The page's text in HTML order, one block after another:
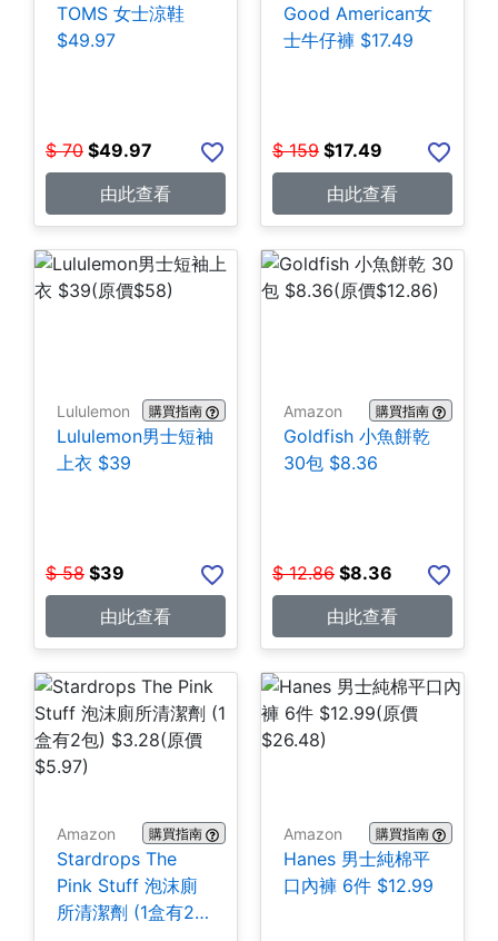
TOMS 女士涼鞋
$49.97
$ 70 $49.97
由此查看
Good American女
士牛仔褲 $17.49
$ 159 $17.49
由此查看
Lululemon 購買指南
Lululemon男士短袖
上衣 $39
$ 58 $39
由此查看
Amazon 購買指南
Goldfish 小魚餅乾
30包 $8.36
$ 12.86 $8.36
由此查看
Amazon 購買指南
Stardrops The
Pink Stuff 泡沫廁
所清潔劑 (1盒有2
Amazon 購買指南
Hanes 男士純棉平
口內褲 6件 $12.99